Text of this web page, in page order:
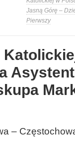
Jasną Górę –
Pierwszy
–